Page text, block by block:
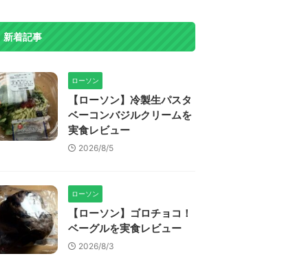
新着記事
ローソン
【ローソン】冷製生パスタ
ベーコンバジルクリームを
実食レビュー
2026/8/5
ローソン
【ローソン】ゴロチョコ！
ベーグルを実食レビュー
2026/8/3